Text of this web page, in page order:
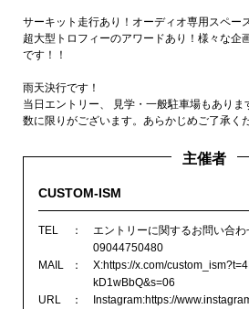
サーキット走行あり！オーディオ専用スペー
超大型トロフィーのアワードあり！様々な企
です！！
雨天決行です！
当日エントリー、 見学・一般駐車場もありま
数に限りがございます。あらかじめご了承く
主催者
CUSTOM-ISM
TEL
エントリーに関するお問い合
09044750480
MAIL
X:https://x.com/
kD1wBbQ&s=06
URL
Instagram:https://